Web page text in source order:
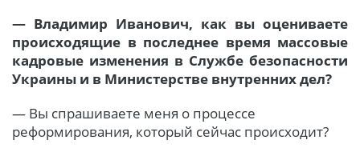
— Владимир Иванович, как вы оцениваете
происходящие в последнее время массовые
кадровые изменения в Службе безопасности
Украины и в Министерстве внутренних дел?
— Вы спрашиваете меня о процессе
реформирования, который сейчас происходит?